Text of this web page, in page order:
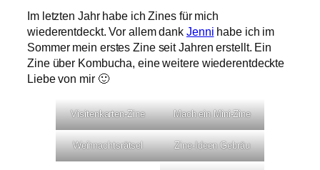
Im letzten Jahr habe ich Zines für mich
wiederentdeckt. Vor allem dank Jenni habe ich im
Sommer mein erstes Zine seit Jahren erstellt. Ein
Zine über Kombucha, eine weitere wiederentdeckte
Liebe von mir 🙂
Visitenkarten-Zine Mach ein Mini-Zine
Weihnachtsrätsel Zine-Ideen Gebräu